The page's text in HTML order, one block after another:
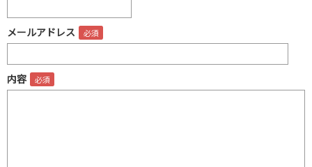
メールアドレス
内容